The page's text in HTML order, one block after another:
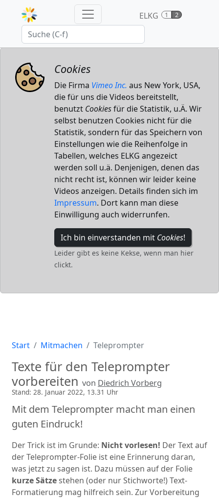
ELKG 1 2
Cookies
Die Firma Vimeo Inc. aus New York, USA,
die für uns die Videos bereitstellt,
benutzt Cookiesfür die Statistik, u.Ä. Wir
selbst benutzen Cookies nicht für die
Statistik, sondern für das Speichern von
Einstellungen wie die Reihenfolge in
Tabellen, welches ELKG angezeict
werden soll u.ä. Denjenigen, denen das
nicht recht ist, können wir leider keine
Videos anzeigen. Details finden sich im
Impressum. Dort kann man diese
Einwilligung auch widerrunfen.
Ich bin einverstanden mit Cookies!
Leider gibt es keine Kekse, wenn man hier
clickt.
Start Mitmachen Teleprompter
Texte für den Teleprompter
vorbereiten von Diedrich Vorberg
Stand: 28. Januar 2022, 13.31 Uhr
Mit dem Teleprompter macht man einen
guten Eindruck!
Der Trick ist im Grunde: Nicht vorlesen! Der Text auf
der Teleprompter-Folie ist eine Erinnerung daran,
was jetzt zu sagen ist. Dazu müssen auf der Folie
kurze Sätzestehen (oder nur Stichworte!) Text-
Formatierung mag hilfreich sein. Zur Vorbereitung